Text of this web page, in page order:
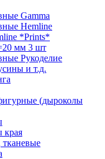
Gamma
Hemline
*Prints*
мм 3 шт
Рукоделие
и т.д.
(дыроколы
края